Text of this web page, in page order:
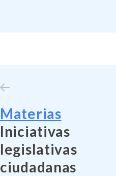
Materias
Iniciativas
legislativas
ciudadanas